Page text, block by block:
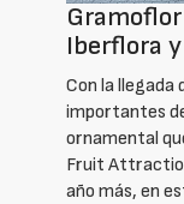
Iberflora
Con la llegada
importantes
ornamental
Fruit
año más, en